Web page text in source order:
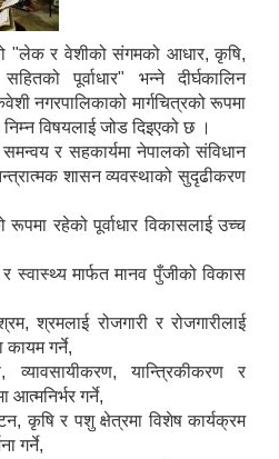
"लेक र वेशीको संगमको आधार, कृषि,
पूर्वाधार" भन्ने दीर्घकालिन
नगरपालिकाको मार्गचित्रको रूपमा
विषयलाई जोड दिइएको छ ।
र सहकार्यमा नेपालको संविधान
शासन व्यवस्थाको सुदृढीकरण
रहेको पूर्वाधार विकासलाई उच्च
स्वास्थ्य मार्फत मानव पुँजीको विकास
श्रमलाई रोजगारी र रोजगारीलाई
कायम गर्ने,
यान्त्रिकीकरण र
आत्मनिर्भर गर्ने,
कृषि र पशु क्षेत्रमा विशेष कार्यक्रम
गर्ने,